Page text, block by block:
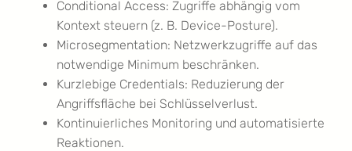
Conditional Access: Zugriffe abhängig vom
Kontext steuern (z. B. Device-Posture).
Microsegmentation: Netzwerkzugriffe auf das
notwendige Minimum beschränken.
Kurzlebige Credentials: Reduzierung der
Angriffsfläche bei Schlüsselverlust.
Kontinuierliches Monitoring und automatisierte
Reaktionen.